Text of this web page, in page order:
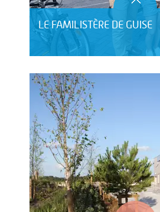
LE FAMILISTÈRE DE GUISE